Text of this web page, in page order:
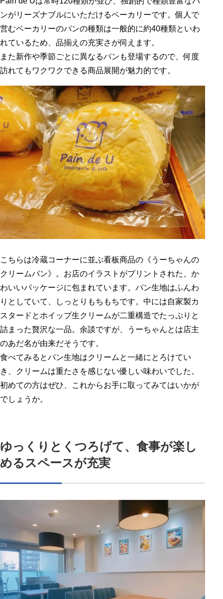
ンがリーズナブルにいただけるベーカリーです。個人で
営むベーカリーのパンの種類は一般的に約40種類といわ
れているため、品揃えの充実さが伺えます。
また新作や季節ごとに異なるパンも登場するので、何度
訪れてもワクワクできる商品展開が魅力的です。
こちらは冷蔵コーナーに並ぶ看板商品の《うーちゃんの
クリームパン》。お店のイラストがプリントされた、か
わいいパッケージに包まれています。パン生地はふんわ
りとしていて、しっとりもちもちです。中には自家製カ
スタードとホイップ生クリームが二重構造でたっぷりと
詰まった贅沢な一品。余談ですが、うーちゃんとは店主
のあだ名が由来だそうです。
食べてみるとパン生地はクリームと一緒にとろけてい
き、クリームは重たさを感じない優しい味わいでした。
初めての方はぜひ、これからお手に取ってみてはいかが
でしょうか。
ゆっくりとくつろげて、食事が楽し
めるスペースが充実